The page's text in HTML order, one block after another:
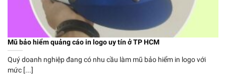
Mũ bảo hiểm quảng cáo in logo uy tín ở TP HCM
Quý doanh nghiệp đang có nhu cầu làm mũ bảo hiểm in logo với
mức [...]